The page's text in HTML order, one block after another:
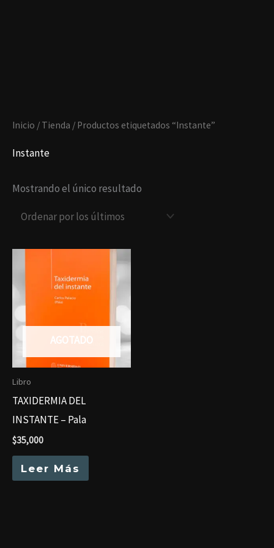
Inicio / Tienda / Productos etiquetados “Instante”
Instante
Mostrando el único resultado
AGOTADO
Libro
TAXIDERMIA DEL
INSTANTE – Pala
$35,000
Leer Más